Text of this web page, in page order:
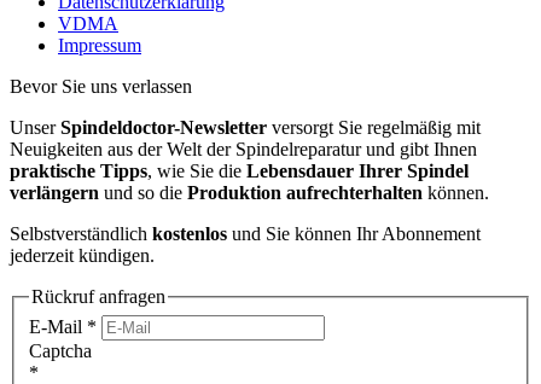
VDMA
Impressum
Bevor Sie uns verlassen
UnserSpindeldoctor-Newsletter versorgt Sie regelmäßig mit
Neuigkeiten aus der Welt der Spindelreparatur und gibt Ihnen
praktische Tipps, wie Sie die Lebensdauer Ihrer Spindel
verlängern und so die Produktion aufrechterhalten können.
Selbstverständlich kostenlos und Sie können Ihr Abonnement
jederzeit kündigen.
Rückruf anfragen
E-Mail *
Captcha
*